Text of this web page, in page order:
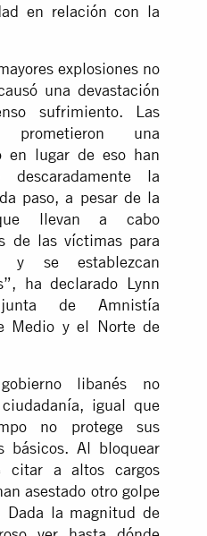
en relación con la
explosiones no
una devastación
sufrimiento. Las
prometieron una
en lugar de eso han
descaradamente la
paso, a pesar de la
llevan a cabo
de las víctimas para
se establezcan
ha declarado Lynn
de Amnistía
Medio y el Norte de
libanés no
igual que
no protege sus
básicos. Al bloquear
citar a altos cargos
asestado otro golpe
la magnitud de